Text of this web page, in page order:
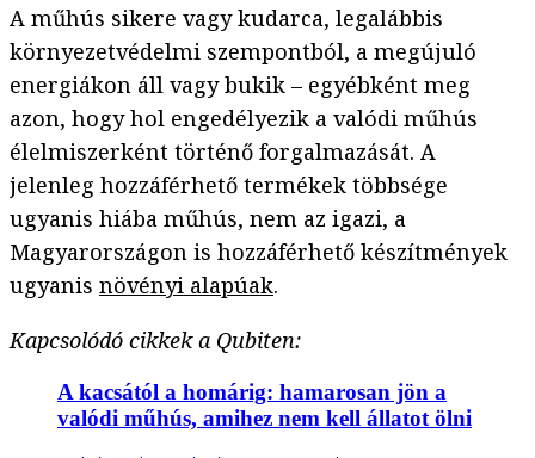
A műhús sikere vagy kudarca, legalábbis
környezetvédelmi szempontból, a megújuló
energiákon áll vagy bukik – egyébként meg
azon, hogy hol engedélyezik a valódi műhús
élelmiszerként történő forgalmazását. A
jelenleg hozzáférhető termékek többsége
ugyanis hiába műhús, nem az igazi, a
Magyarországon is hozzáférhető készítmények
ugyanis növényi alapúak.
Kapcsolódó cikkek a Qubiten:
A kacsától a homárig: hamarosan jön a
valódi műhús, amihez nem kell állatot ölni